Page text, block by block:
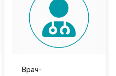
Врач-